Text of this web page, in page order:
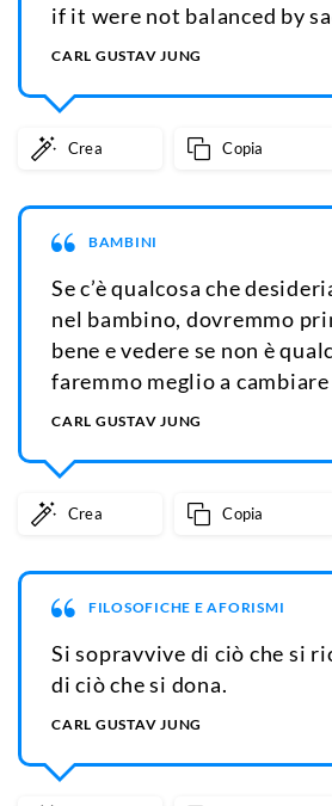
if it were not balanced by
CARL GUSTAV JUNG
Crea Copia
BAMBINI
Se c’è qualcosa che
nel bambino, dovremmo
bene e vedere se non è
faremmo meglio a
CARL GUSTAV JUNG
Crea Copia
FILOSOFICHE E AFORISMI
Si sopravvive di ciò che si
di ciò che si dona.
CARL GUSTAV JUNG